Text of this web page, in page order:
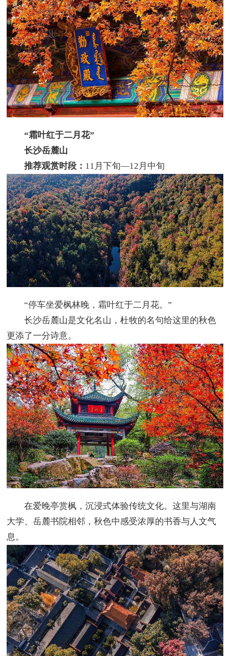
“霜叶红于二月花”
长沙岳麓山
推荐观赏时段： 11月下旬—12月中旬
“停车坐爱枫林晚，霜叶红于二月花。”
长沙岳麓山是文化名山，杜牧的名句给这里的秋色
更添了一分诗意。
在爱晚亭赏枫，沉浸式体验传统文化。这里与湖南
大学、岳麓书院相邻，秋色中感受浓厚的书香与人文气
息。